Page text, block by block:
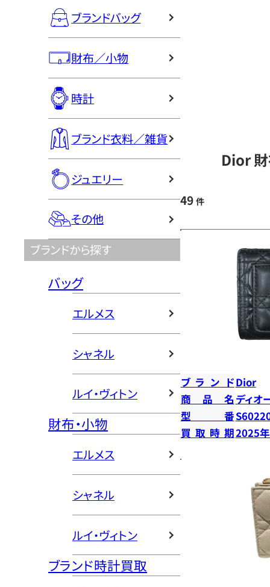
ブランドバッグ
財布／小物
時計
ブランド衣料／雑貨
ジュエリー
その他
ブランドから探す
バッグ
エルメス
シャネル
ルイ・ヴィトン
財布・小物
エルメス
シャネル
ルイ・ヴィトン
ブランド時計買取
Dior
49 件
ブランドDior
商品名 ディオ
型番
買取時期2025